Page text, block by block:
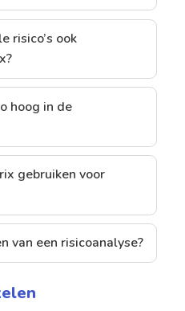
risico’s ook
hoog in de
gebruiken voor
van een risicoanalyse?